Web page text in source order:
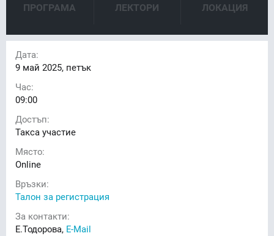
ПРОГРАМА ЛЕКТОРИ ЛОКАЦИЯ
Дата:
9 май 2025, петък
Час:
09:00
Достъп:
Такса участие
Място:
Online
Връзки:
Талон за регистрация
За контакти:
Е.Тодорова, E-Mail